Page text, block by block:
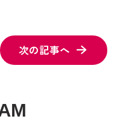
次の記事へ
M